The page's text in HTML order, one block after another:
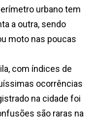
urbano tem
a outra, sendo
moto nas poucas
com índices de
ocorrências
na cidade foi
são raras na